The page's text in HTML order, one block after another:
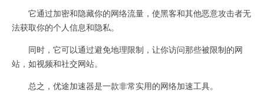
它通过加密和隐藏你的网络流量，使黑客和其他恶意攻击者无
法获取你的个人信息和隐私。
同时，它可以通过避免地理限制，让你访问那些被限制的网
站，如视频和社交网站。
总之，优途加速器是一款非常实用的网络加速工具。